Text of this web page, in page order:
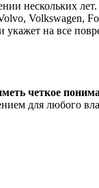
нескольких
Volkswagen,
на все
четкое
для любого